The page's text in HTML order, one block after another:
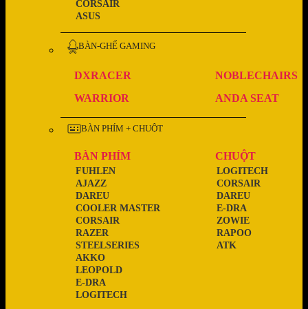
ASUS
CORSAIR
BÀN-GHẾ GAMING
DXRACER
NOBLECHAIRS
WARRIOR
ANDA SEAT
BÀN PHÍM + CHUỘT
BÀN PHÍM
LOGITECH
E-DRA
LEOPOLD
AKKO
STEELSERIES
RAZER
CORSAIR
COOLER MASTER
DAREU
AJAZZ
FUHLEN
CHUỘT
ATK
RAPOO
ZOWIE
E-DRA
DAREU
CORSAIR
LOGITECH